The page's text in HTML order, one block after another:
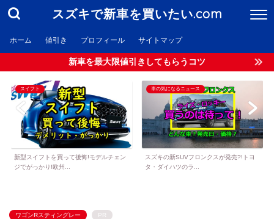
スズキで新車を買いたい.com
ホーム 値引き プロフィール サイトマップ
新車を最大限値引きしてもらうコツ
スイフト
新型スイフトを買って後悔!モデルチェン
ジでがっかり!欧州...
車の気になるニュース
スズキの新SUVフロンクスが発売?!トヨ
タ・ダイハツのラ...
ワゴンRスティングレー PR